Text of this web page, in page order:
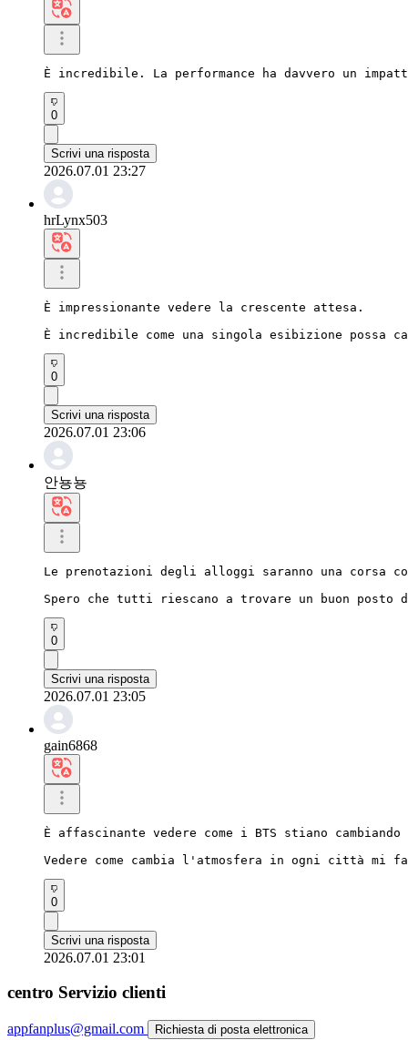
È incredibile. La performance ha davvero un
0
Scrivi una risposta
2026.07.01 23:27
hrLynx503
È impressionante vedere la crescente attesa.
È incredibile come una singola esibizione
0
Scrivi una risposta
2026.07.01 23:06
안뇽뇽
Le prenotazioni degli alloggi saranno una corsa
Spero che tutti riescano a trovare un buon posto
0
Scrivi una risposta
2026.07.01 23:05
gain6868
È affascinante vedere come i BTS stiano
Vedere come cambia l'atmosfera in ogni città
0
Scrivi una risposta
2026.07.01 23:01
centro Servizio clienti
appfanplus@gmail.com Richiesta di posta elettronica